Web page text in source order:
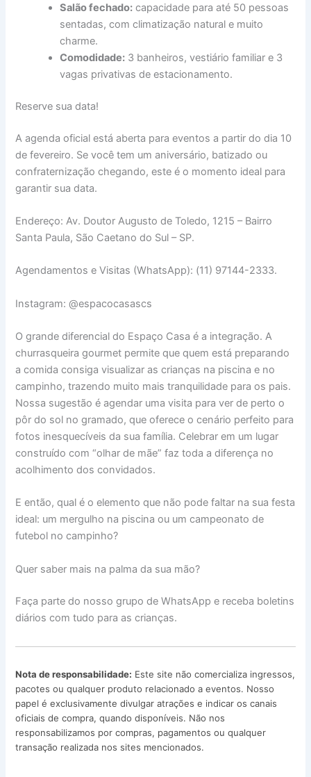
Salão fechado: capacidade para até 50 pessoas
sentadas, com climatização natural e muito
charme.
Comodidade: 3 banheiros, vestiário familiar e 3
vagas privativas de estacionamento.
Reserve sua data!
A agenda oficial está aberta para eventos a partir do dia 10
de fevereiro. Se você tem um aniversário, batizado ou
confraternização chegando, este é o momento ideal para
garantir sua data.
Endereço: Av. Doutor Augusto de Toledo, 1215 – Bairro
Santa Paula, São Caetano do Sul – SP.
Agendamentos e Visitas (WhatsApp): (11) 97144-2333.
Instagram: @espacocasascs
O grande diferencial do Espaço Casa é a integração. A
churrasqueira gourmet permite que quem está preparando
a comida consiga visualizar as crianças na piscina e no
campinho, trazendo muito mais tranquilidade para os pais.
Nossa sugestão é agendar uma visita para ver de perto o
pôr do sol no gramado, que oferece o cenário perfeito para
fotos inesquecíveis da sua família. Celebrar em um lugar
construído com “olhar de mãe” faz toda a diferença no
acolhimento dos convidados.
E então, qual é o elemento que não pode faltar na sua festa
ideal: um mergulho na piscina ou um campeonato de
futebol no campinho?
Quer saber mais na palma da sua mão?
Faça parte do nosso grupo de WhatsApp e receba boletins
diários com tudo para as crianças.
Nota de responsabilidade: Este site não comercializa ingressos,
pacotes ou qualquer produto relacionado a eventos. Nosso
papel é exclusivamente divulgar atrações e indicar os canais
oficiais de compra, quando disponíveis. Não nos
responsabilizamos por compras, pagamentos ou qualquer
transação realizada nos sites mencionados.